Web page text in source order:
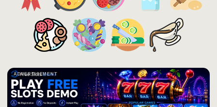
ADVERTISEMENT